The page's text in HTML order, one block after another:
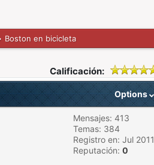
Boston en bicicleta
Calificación:
Options
Mensajes: 413
Temas: 384
Registro en: Jul 2011
Reputación: 0